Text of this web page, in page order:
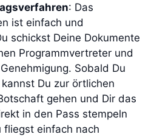
: Das
ist einfach und
schickst Deine Dokumente
Programmvertreter und
Sobald Du
Du zur örtlichen
gehen und Dir das
in den Pass stempeln
fliegst einfach nach